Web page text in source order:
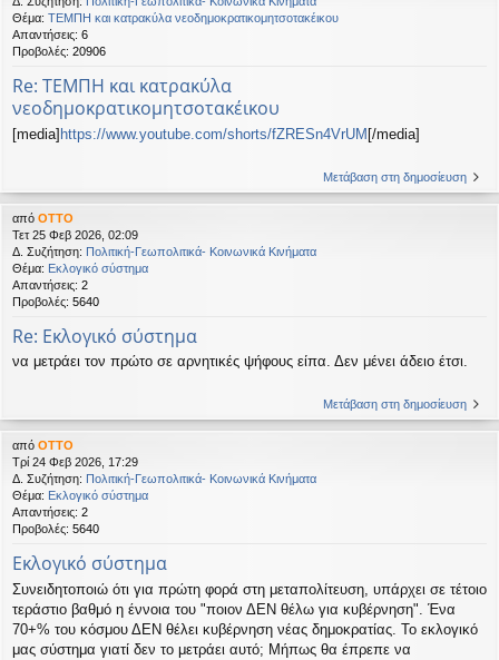
Θέμα: ΤΕΜΠΗ και κατρακύλα νεοδημοκρατικομητσοτακέικου
Απαντήσεις: 6
Προβολές: 20906
Re: ΤΕΜΠΗ και κατρακύλα
νεοδημοκρατικομητσοτακέικου
[media]https://www.youtube.com/shorts/fZRESn4VrUM[/media]
Μετάβαση στη δημοσίευση
από OTTO
Τετ 25 Φεβ 2026, 02:09
Δ. Συζήτηση: Πολιτική-Γεωπολιτικά- Κοινωνικά Κινήματα
Θέμα: Εκλογικό σύστημα
Απαντήσεις: 2
Προβολές: 5640
Re: Εκλογικό σύστημα
να μετράει τον πρώτο σε αρνητικές ψήφους είπα. Δεν μένει άδειο έτσι.
Μετάβαση στη δημοσίευση
από OTTO
Τρί 24 Φεβ 2026, 17:29
Δ. Συζήτηση: Πολιτική-Γεωπολιτικά- Κοινωνικά Κινήματα
Θέμα: Εκλογικό σύστημα
Απαντήσεις: 2
Προβολές: 5640
Εκλογικό σύστημα
Συνειδητοποιώ ότι για πρώτη φορά στη μεταπολίτευση, υπάρχει σε τέτοιο
τεράστιο βαθμό η έννοια του "ποιον ΔΕΝ θέλω για κυβέρνηση". Ένα
70+% του κόσμου ΔΕΝ θέλει κυβέρνηση νέας δημοκρατίας. Το εκλογικό
μας σύστημα γιατί δεν το μετράει αυτό; Μήπως θα έπρεπε να